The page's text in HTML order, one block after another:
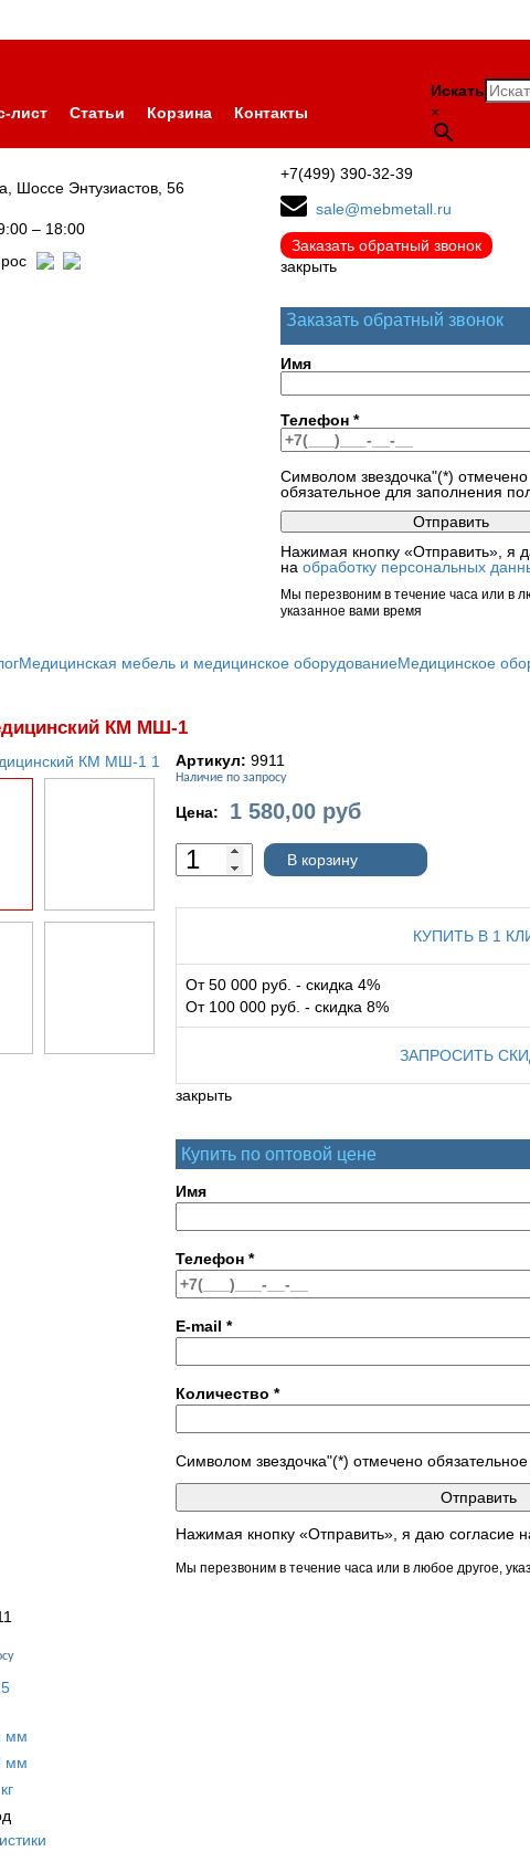
лист Статьи Корзина Контакты
Искать
×
Шоссе Энтузиастов, 56
– 18:00
+7(499) 390-32-39
sale@mebmetall.ru
Заказать обратный звонок
закрыть
Заказать обратный звонок
Имя
Телефон *
Символом звездочка"(*) отмечено
обязательное для заполнения
Нажимая кнопку «Отправить», я
на обработку персональных
Мы перезвоним в течение часа или в
указанное вами время
Медицинская мебель и медицинское оборудованиеМедицинское
КМ МШ-1
Артикул: 9911
Наличие по запросу
Цена: 1 580,00 руб
В корзину
КУПИТЬ В 1
От 50 000 руб. - скидка 4%
От 100 000 руб. - скидка 8%
ЗАПРОСИТЬ
закрыть
Купить по оптовой цене
Имя
Телефон *
E-mail *
Количество *
Символом звездочка"(*) отмечено
Нажимая кнопку «Отправить», я даю согласие
Мы перезвоним в течение часа или в любое другое,
мм
мм